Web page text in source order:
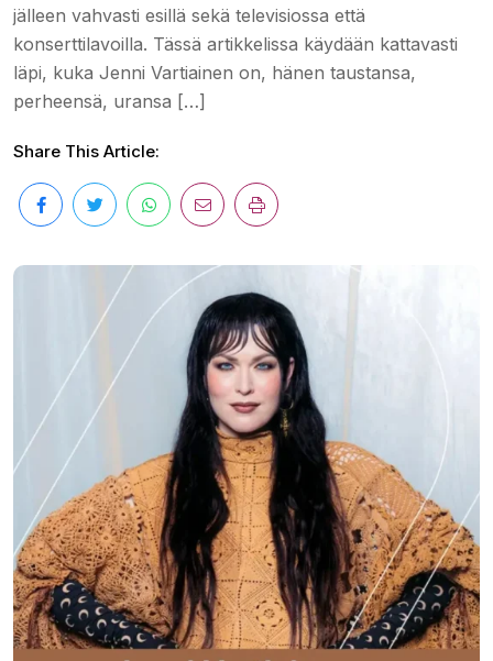
jälleen vahvasti esillä sekä televisiossa että
konserttilavoilla. Tässä artikkelissa käydään kattavasti
läpi, kuka Jenni Vartiainen on, hänen taustansa,
perheensä, uransa […]
Share This Article: